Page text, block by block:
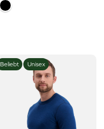
Beliebt Unisex